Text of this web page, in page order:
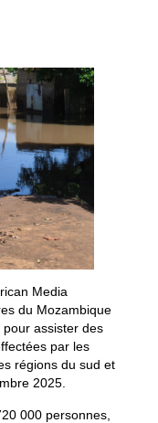
Media
du Mozambique
pour assister des
par les
régions du sud et
2025.
000 personnes,